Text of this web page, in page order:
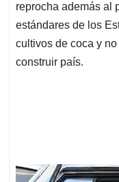
reprocha además al
estándares de los
cultivos de coca y
construir país.